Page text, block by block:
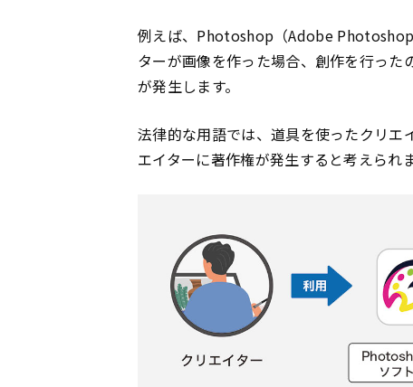
例えば、Photoshop（Adobe
ターが画像を作った場合、創作を行った
が発生します。
法律的な用語では、道具を使ったクリエ
エイターに著作権が発生すると考えられま